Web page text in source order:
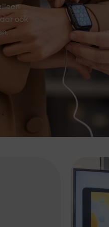
ook